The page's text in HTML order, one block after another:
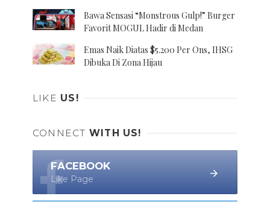
Bawa Sensasi “Monstrous Gulp!” Burger
Favorit MOGUL Hadir di Medan
Emas Naik Diatas $5.200 Per Ons, IHSG
Dibuka Di Zona Hijau
LIKE US!
CONNECT WITH US!
FACEBOOK
Like Page